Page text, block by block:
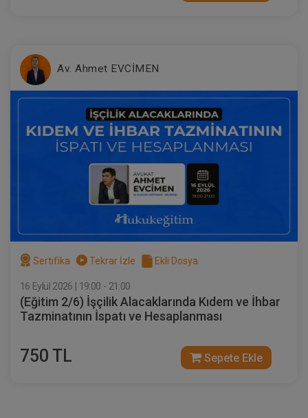
Müvekkille Görüşme Video Eğitimi
300 TL Sepete Ekle
Av. Ahmet EVCİMEN
Sertifika Tekrar İzle Ekli Dosya
16 Eylül 2026 | 19:00 - 21:00
(Eğitim 2/6) İşçilik Alacaklarında Kıdem ve İhbar
Tazminatının İspatı ve Hesaplanması
750 TL Sepete Ekle